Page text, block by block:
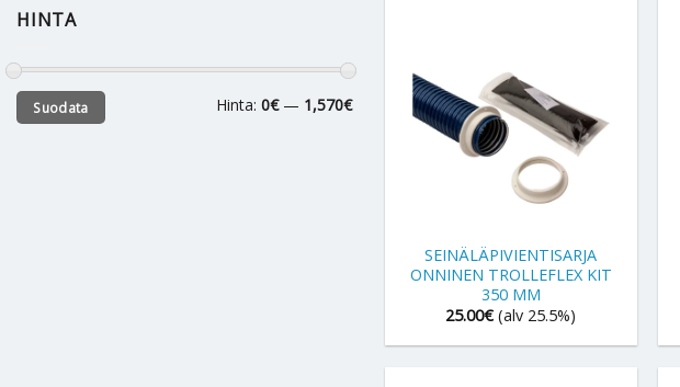
HINTA
Minimihinta
Maksimihinta
Suodata Hinta: 0€— 1,570€
SEINÄLÄPIVIENTISARJA
ONNINEN TROLLEFLEX KIT
350 MM
25.00€ (alv 25.5%)